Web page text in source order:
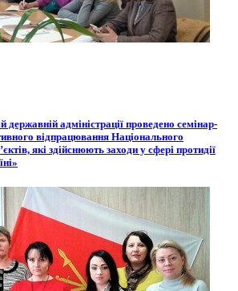
державній адміністрації проведено семінар-
відпрацювання Національного
які здійснюють заходи у сфері протидії